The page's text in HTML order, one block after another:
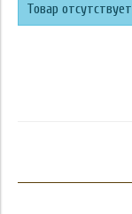
Товар отсутствует